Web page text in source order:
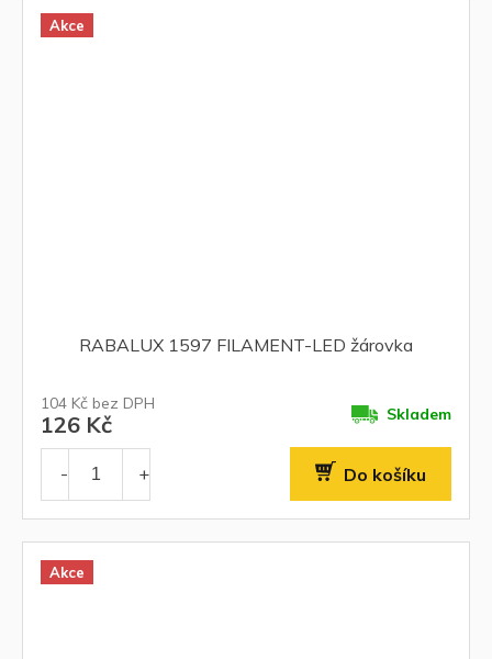
Akce
RABALUX 1597 FILAMENT-LED žárovka
104 Kč bez DPH
126 Kč Skladem
Do košíku
Akce